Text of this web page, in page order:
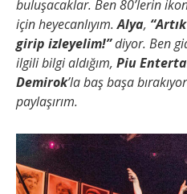
buluşacaklar. Ben 80’lerin
için heyecanlıyım.Alya,
girip izleyelim!”diyor. Ben
ilgili bilgi aldığım, Piu
Demirok’la baş başa
paylaşırım.